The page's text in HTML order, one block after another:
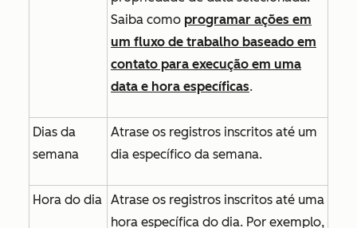
Saiba como programar ações em
um fluxo de trabalho baseado em
contato para execução em uma
data e hora específicas.
Dias da
semana
Atrase os registros inscritos até um
dia específico da semana.
Hora do dia Atrase os registros inscritos até uma
hora específica do dia. Por exemplo,